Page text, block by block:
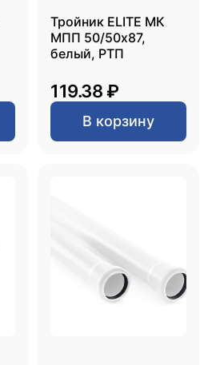
Тройник ELITE МК
МПП 50/50х87,
белый, РТП
119.38 ₽
В корзину